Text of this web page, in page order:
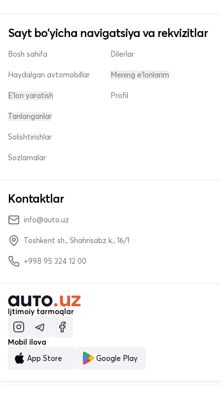
Sayt bo'yicha navigatsiya va rekvizitlar
Bosh sahifa
Haydalgan avtomobillar
E'lon yaratish
Dilerlar
Mening e'lonlarim
Profil
Tanlanganlar
Solishtirishlar
Sozlamalar
Kontaktlar
info@auto.uz
Toshkent sh., Shahrisabz k., 16/1
+998 95 324 12 00
Ijtimoiy tarmoqlar
Mobil ilova
App Store
Google Play